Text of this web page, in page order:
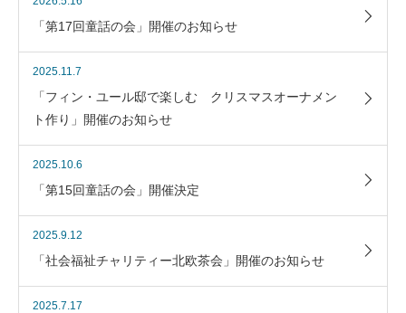
「第17回童話の会」開催のお知らせ
2025.11.7
「フィン・ユール邸で楽しむ クリスマスオーナメン
ト作り」開催のお知らせ
2025.10.6
「第15回童話の会」開催決定
2025.9.12
「社会福祉チャリティー北欧茶会」開催のお知らせ
2025.7.17